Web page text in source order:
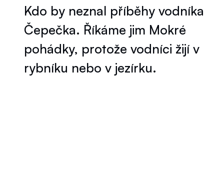
Kdo by neznal příběhy vodníka
Čepečka. Říkáme jim Mokré
pohádky, protože vodníci žijí v
rybníku nebo v jezírku.